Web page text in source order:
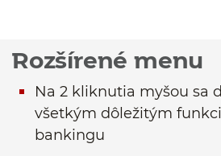
Rozšírené menu
Na 2 kliknutia myšou sa
všetkým dôležitým
bankingu